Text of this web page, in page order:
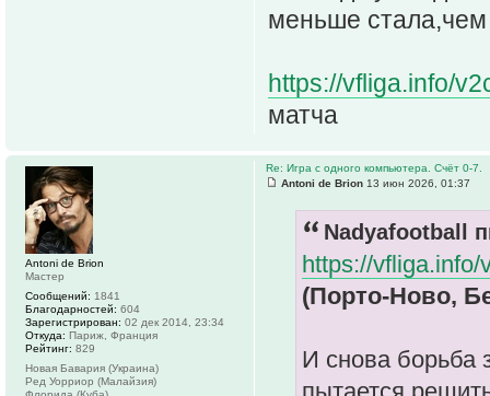
меньше стала,чем
https://vfliga.info/
матча
Re: Игра с одного компьютера. Счёт 0-7.
Antoni de Brion 13 июн 2026, 01:37
Nadyafootball
https://vfliga.info/
(Порто-Ново,
И снова борьба
Antoni de Brion
Мастер
Сообщений: 1841
Благодарностей: 604
Зарегистрирован: 02 дек 2014, 23:34
Откуда: Париж, Франция
Рейтинг: 829
Новая Бавария (Украина)
Ред Уорриор (Малайзия)